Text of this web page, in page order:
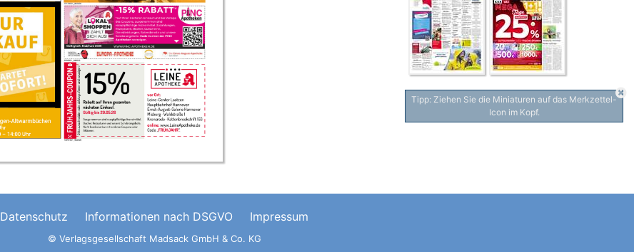
Tipp: Ziehen Sie die Miniaturen auf das Merkzettel-
Icon im Kopf.
Datenschutz Informationen nach DSGVO Impressum
© Verlagsgesellschaft Madsack GmbH & Co. KG